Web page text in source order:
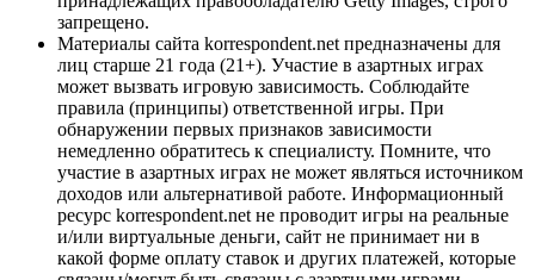
запрещено.
Материалы сайта korrespondent.net предназначены для
лиц старше 21 года (21+). Участие в азартных играх
может вызвать игровую зависимость. Соблюдайте
правила (принципы) ответственной игры. При
обнаружении первых признаков зависимости
немедленно обратитесь к специалисту. Помните, что
участие в азартных играх не может являться источником
доходов или альтернативой работе. Информационный
ресурс korrespondent.net не проводит игры на реальные
и/или виртуальные деньги, сайт не принимает ни в
какой форме оплату ставок и других платежей, которые